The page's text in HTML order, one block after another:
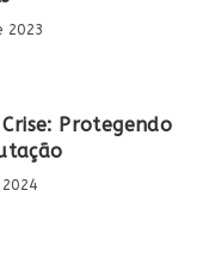
2023
Protegendo